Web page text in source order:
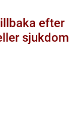
sjukdom